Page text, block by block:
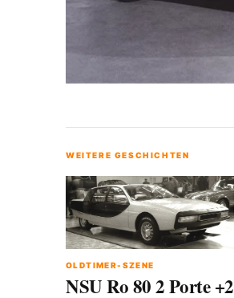
WEITERE GESCHICHTEN
OLDTIMER-SZENE
NSU Ro 80 2 Porte +2